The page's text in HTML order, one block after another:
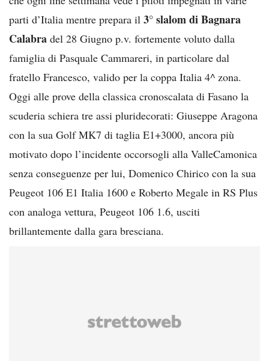
parti d’Italia mentre prepara il 3° slalom di Bagnara
Calabra del 28 Giugno p.v. fortemente voluto dalla
famiglia di Pasquale Cammareri, in particolare dal
fratello Francesco, valido per la coppa Italia 4^ zona.
Oggi alle prove della classica cronoscalata di Fasano la
scuderia schiera tre assi pluridecorati: Giuseppe Aragona
con la sua Golf MK7 di taglia E1+3000, ancora più
motivato dopo l’incidente occorsogli alla ValleCamonica
senza conseguenze per lui, Domenico Chirico con la sua
Peugeot 106 E1 Italia 1600 e Roberto Megale in RS Plus
con analoga vettura, Peugeot 106 1.6, usciti
brillantemente dalla gara bresciana.